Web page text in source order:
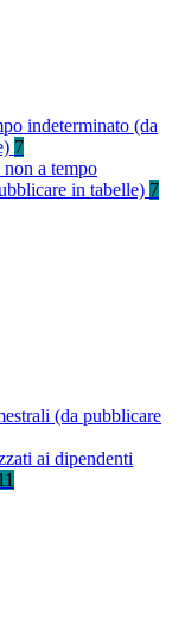
indeterminato (da
7
a tempo
in tabelle) 7
(da pubblicare
ai dipendenti